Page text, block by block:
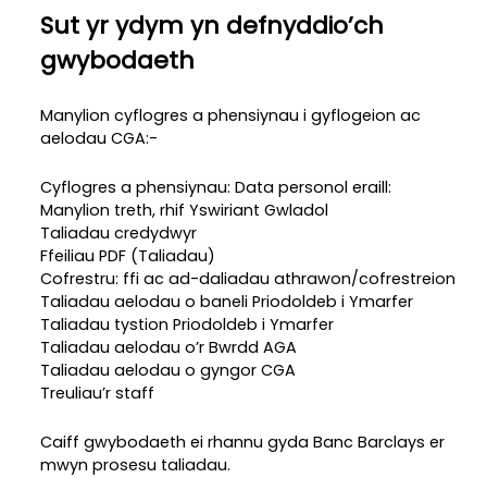
Sut yr ydym yn defnyddio’ch
gwybodaeth
Manylion cyflogres a phensiynau i gyflogeion ac
aelodau CGA:-
Cyflogres a phensiynau: Data personol eraill:
Manylion treth, rhif Yswiriant Gwladol
Taliadau credydwyr
Ffeiliau PDF (Taliadau)
Cofrestru: ffi ac ad-daliadau athrawon/cofrestreion
Taliadau aelodau o baneli Priodoldeb i Ymarfer
Taliadau tystion Priodoldeb i Ymarfer
Taliadau aelodau o’r Bwrdd AGA
Taliadau aelodau o gyngor CGA
Treuliau’r staff
Caiff gwybodaeth ei rhannu gyda Banc Barclays er
mwyn prosesu taliadau.